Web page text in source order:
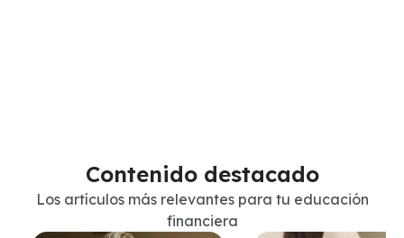
Contenido destacado
Los artículos más relevantes para tu educación
financiera